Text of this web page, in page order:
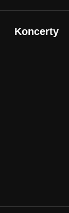
Koncerty